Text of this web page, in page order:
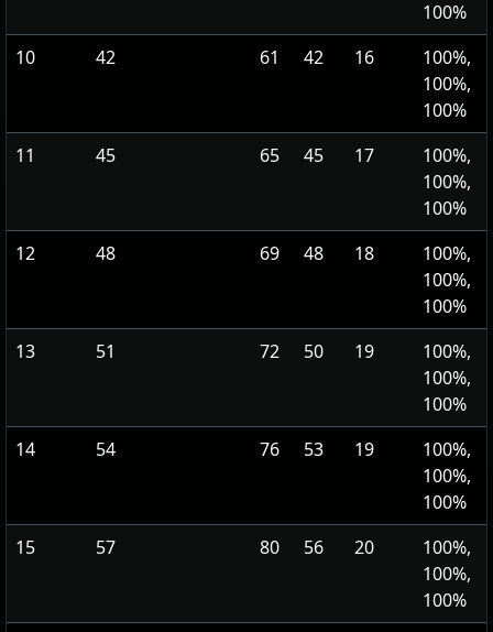
100%
10
42 61 42 16
100%,
100%,
100%
11
45 65 45 17
100%,
100%,
100%
12
48 69 48 18
100%,
100%,
100%
13
51 72 50 19
100%,
100%,
100%
14
54 76 53 19
100%,
100%,
100%
15
57 80 56 20
100%,
100%,
100%